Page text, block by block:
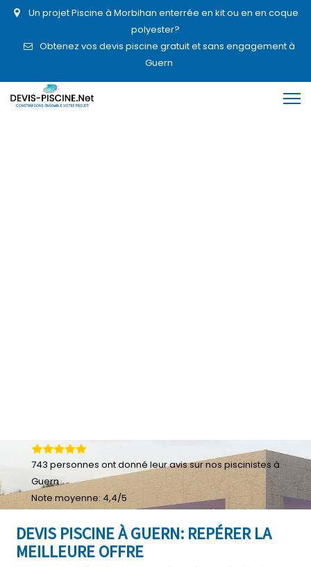
Un projet Piscine à Morbihan enterrée en kit ou en en coque
polyester?
Obtenez vos devis piscine gratuit et sans engagement à
Guern
DEVIS PISCINE À GUERN: REPÉRER LA
MEILLEURE OFFRE
743 personnes ont donné leuravis sur nos piscinistes à
Guern
Note moyenne: 4,4/5